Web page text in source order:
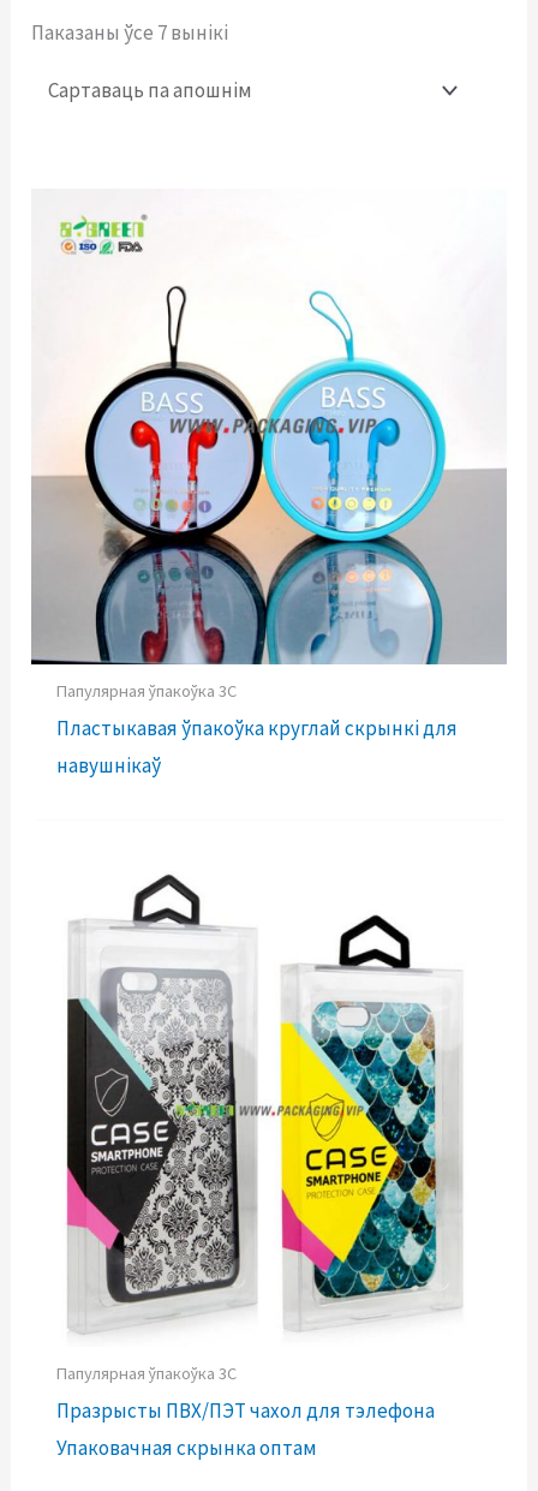
Паказаны ўсе 7 вынікі
Папулярная ўпакоўка 3C
Пластыкавая ўпакоўка круглай скрынкі для
навушнікаў
Папулярная ўпакоўка 3C
Празрысты ПВХ/ПЭТ чахол для тэлефона
Упаковачная скрынка оптам